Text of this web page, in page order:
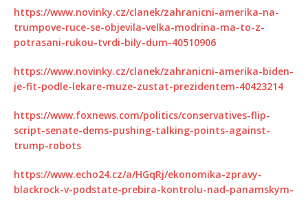
https://www.novinky.cz/clanek/zahranicni-amerika-na-
trumpove-ruce-se-objevila-velka-modrina-ma-to-z-
potrasani-rukou-tvrdi-bily-dum-40510906
https://www.novinky.cz/clanek/zahranicni-amerika-biden-
je-fit-podle-lekare-muze-zustat-prezidentem-40423214
https://www.foxnews.com/politics/conservatives-flip-
script-senate-dems-pushing-talking-points-against-
trump-robots
https://www.echo24.cz/a/HGqRj/ekonomika-zpravy-
blackrock-v-podstate-prebira-kontrolu-nad-panamskym-